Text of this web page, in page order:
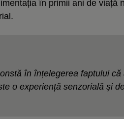
în primii ani de viață
în înțelegerea faptului
o experiență senzorială și